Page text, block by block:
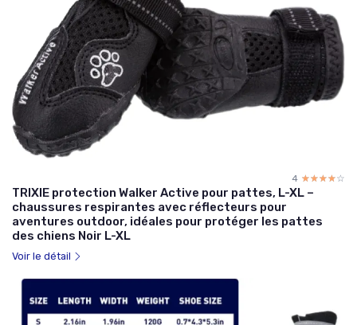
4 ☆☆☆☆☆
★★★★★
TRIXIE protection Walker Active pour pattes, L-XL –
chaussures respirantes avec réflecteurs pour
aventures outdoor, idéales pour protéger les pattes
des chiens Noir L-XL
Voir le détail